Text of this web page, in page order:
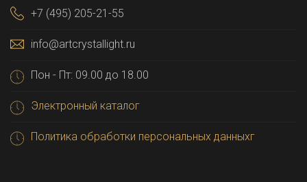
+7 (495) 205-21-55
info@artcrystallight.ru
Пон - Пт: 09.00 до 18.00
Электронный каталог
Политика обработки персональных данныхг